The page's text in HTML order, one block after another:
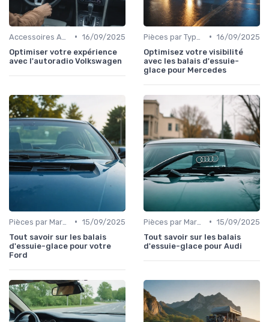
• 16/09/2025
Optimiser votre expérience
avec l'autoradio Volkswagen
• 16/09/2025
Optimisez votre visibilité
avec les balais d'essuie-
glace pour Mercedes
• 15/09/2025
Tout savoir sur les balais
d'essuie-glace pour votre
Ford
• 15/09/2025
Tout savoir sur les balais
d'essuie-glace pour Audi